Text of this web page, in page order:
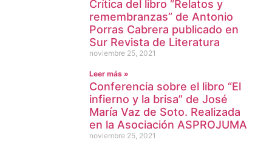
Crítica del libro “Relatos y
remembranzas” de Antonio
Porras Cabrera publicado en
Sur Revista de Literatura
noviembre 25, 2021
Leer más »
Conferencia sobre el libro “El
infierno y la brisa” de José
María Vaz de Soto. Realizada
en la Asociación ASPROJUMA
noviembre 25, 2021